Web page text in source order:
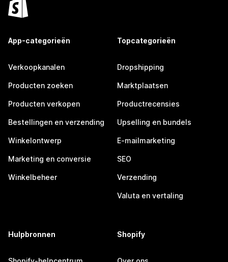
App-categorieën
Verkoopkanalen
Producten zoeken
Producten verkopen
Bestellingen en verzending
Winkelontwerp
Marketing en conversie
Winkelbeheer
Topcategorieën
Dropshipping
Marktplaatsen
Productrecensies
Upselling en bundels
E-mailmarketing
SEO
Verzending
Valuta en vertaling
Hulpbronnen Shopify